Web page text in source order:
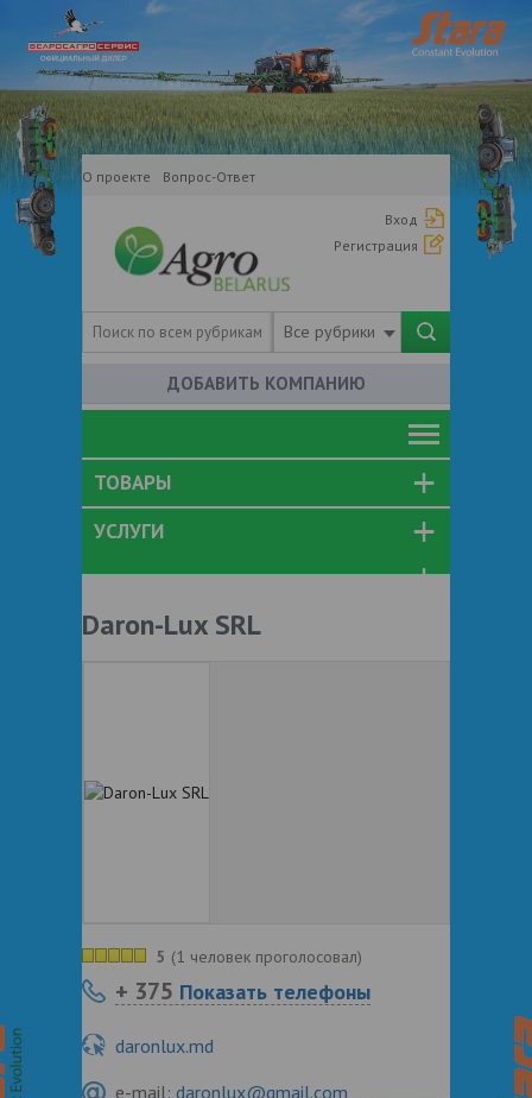
О проекте Вопрос-Ответ
Вход
Регистрация
Все рубрики
ДОБАВИТЬ КОМПАНИЮ
ТОВАРЫ
УСЛУГИ
Daron-Lux SRL
5 (1 человек проголосовал)
+ 375 Показать телефоны
daronlux.md
e-mail: daronlux@gmail.com